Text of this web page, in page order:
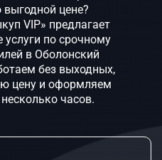
выгодной цене?
VIP» предлагает
по срочному
в Оболонский
без выходных,
цену и оформляем
часов.